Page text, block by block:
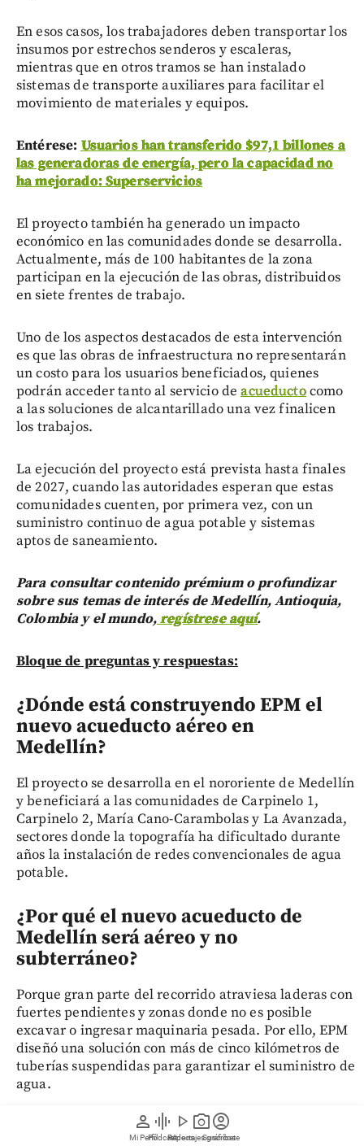
person
Mi Perfil
graphic_eq
Pódcast
play_arrow
Videos
photo_camera
Reportajes gráficos
account_circle
Suscríbete
En esos casos, los trabajadores deben transportar los
insumos por estrechos senderos y escaleras,
mientras que en otros tramos se han instalado
sistemas de transporte auxiliares para facilitar el
movimiento de materiales y equipos.
Entérese:Usuarios han transferido $97,1 billones a
las generadoras de energía, pero la capacidad no
ha mejorado: Superservicios
El proyecto también ha generado un impacto
económico en las comunidades donde se desarrolla.
Actualmente, más de 100 habitantes de la zona
participan en la ejecución de las obras, distribuidos
en siete frentes de trabajo.
Uno de los aspectos destacados de esta intervención
es que las obras de infraestructura no representarán
un costo para los usuarios beneficiados, quienes
podrán acceder tanto al servicio deacueductocomo
a las soluciones de alcantarillado una vez finalicen
los trabajos.
La ejecución del proyecto está prevista hasta finales
de 2027, cuando las autoridades esperan que estas
comunidades cuenten, por primera vez, con un
suministro continuo de agua potable y sistemas
aptos de saneamiento.
Para consultar contenido prémium o profundizar
sobre sus temas de interés de Medellín, Antioquia,
Colombia y el mundo,regístrese aquí.
Bloque de preguntas y respuestas:
¿Dónde está construyendo EPM el
nuevo acueducto aéreo en
Medellín?
El proyecto se desarrolla en el nororiente de Medellín
y beneficiará a las comunidades de Carpinelo 1,
Carpinelo 2, María Cano-Carambolas y La Avanzada,
sectores donde la topografía ha dificultado durante
años la instalación de redes convencionales de agua
potable.
¿Por qué el nuevo acueducto de
Medellín será aéreo y no
subterráneo?
Porque gran parte del recorrido atraviesa laderas con
fuertes pendientes y zonas donde no es posible
excavar o ingresar maquinaria pesada. Por ello, EPM
diseñó una solución con más de cinco kilómetros de
tuberías suspendidas para garantizar el suministro de
agua.
¿Cuántas personas tendrán agua